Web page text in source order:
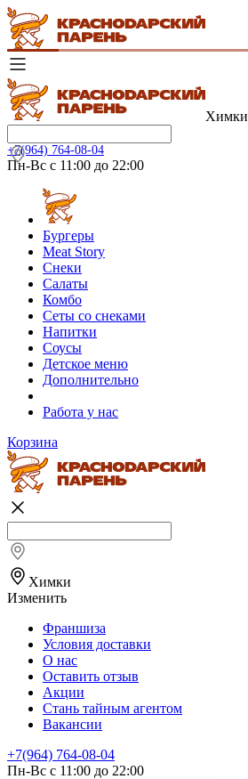
Химки
+7(964) 764-08-04
Пн-Вс с 11:00 до 22:00
Бургеры
Meat Story
Снеки
Салаты
Комбо
Сеты со снеками
Напитки
Соусы
Детское меню
Дополнительно
Работа у нас
Корзина
Химки
Изменить
Франшиза
Условия доставки
О нас
Оставить отзыв
Акции
Стань тайным агентом
Вакансии
+7(964) 764-08-04
Пн-Вс с 11:00 до 22:00